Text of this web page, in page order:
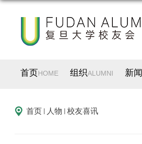
首页HOME 组织ALUMNI 新闻
首页 人物 校友喜讯